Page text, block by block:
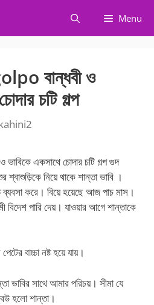
Menu
বান্ধবী ও
চটি গল্প
একসাথে চোদার চটি গল্প গুদ
শ্বাশুড়িকে নিয়ে থাকে শান্তা ভাবি ।
ব্যবসা করে। বিয়ে হয়েছে আজ পাচ মাস।
বিদেশ পারি দেয়। যাওয়ার আগে শান্তাকে
বাচ্চা নষ্ট হয়ে যায়।
ভাবির সাথে আমার পরিচয়। সীমা যে
বউ হলো শান্তা।